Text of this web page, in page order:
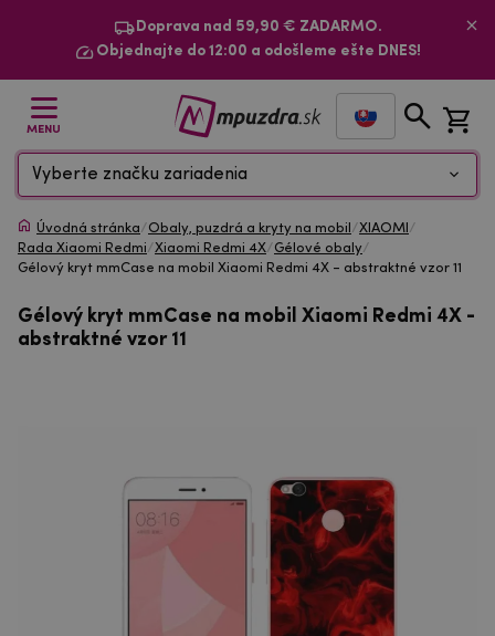
Doprava nad 59,90 € ZADARMO.
Objednajte do 12:00 a odošleme ešte DNES!
MENU
Vyberte značku zariadenia
Úvodná stránka/Obaly, puzdrá a kryty na mobil /XIAOMI /
Rada Xiaomi Redmi/Xiaomi Redmi 4X/Gélové obaly/
Gélový kryt mmCase na mobil Xiaomi Redmi 4X - abstraktné vzor 11
Gélový kryt mmCase na mobil Xiaomi Redmi 4X -
abstraktné vzor 11